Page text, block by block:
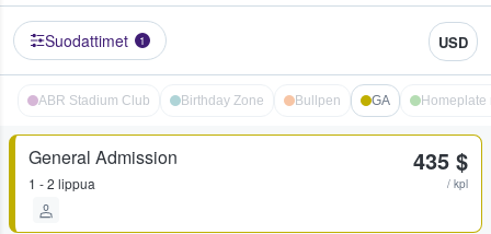
Suodattimet 1 USD
ABR Stadium Club Birthday Zone Bullpen GA
General Admission
1 - 2 lippua
435 $
/ kpl